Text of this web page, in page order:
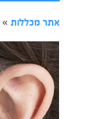
אתר מכללות »